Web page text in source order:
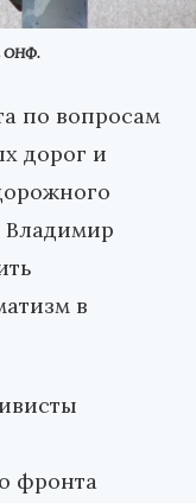
ОНФ.
по вопросам
дорог и
Владимир
в
фронта